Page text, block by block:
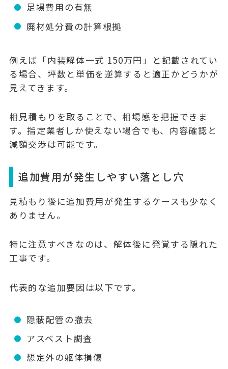
足場費用の有無
廃材処分費の計算根拠
例えば「内装解体一式 150万円」と記載されてい
る場合、坪数と単価を逆算すると適正かどうかが
見えてきます。
相見積もりを取ることで、相場感を把握できま
す。指定業者しか使えない場合でも、内容確認と
減額交渉は可能です。
追加費用が発生しやすい落とし穴
見積もり後に追加費用が発生するケースも少なく
ありません。
特に注意すべきなのは、解体後に発覚する隠れた
工事です。
代表的な追加要因は以下です。
隠蔽配管の撤去
アスベスト調査
想定外の躯体損傷